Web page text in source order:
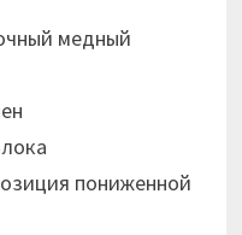
медный
пониженной